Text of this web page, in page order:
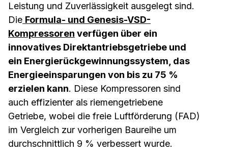
Leistung und Zuverlässigkeit ausgelegt sind.
Die Formula- und Genesis-VSD-
Kompressoren verfügen über ein
innovatives Direktantriebsgetriebe und
ein Energierückgewinnungssystem, das
Energieeinsparungen von bis zu 75 %
erzielen kann. Diese Kompressoren sind
auch effizienter als riemengetriebene
Getriebe, wobei die freie Luftförderung (FAD)
im Vergleich zur vorherigen Baureihe um
durchschnittlich 9 % verbessert wurde.